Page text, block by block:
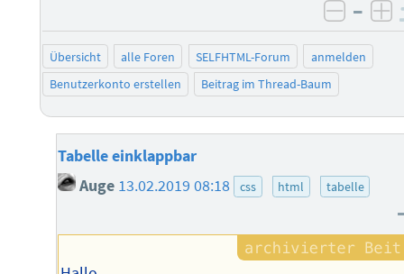
–
Übersicht alle Foren SELFHTML-Forum
anmelden
Benutzerkonto erstellen
Beitrag im Thread-Baum
Tabelle einklappbar
Auge 13.02.2019 08:18 css html tabelle